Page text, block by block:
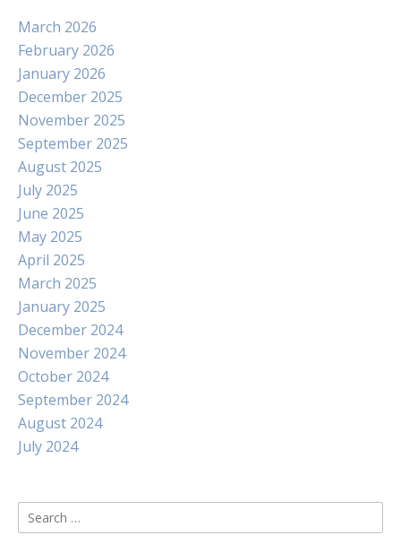
March 2026
February 2026
January 2026
December 2025
November 2025
September 2025
August 2025
July 2025
June 2025
May 2025
April 2025
March 2025
January 2025
December 2024
November 2024
October 2024
September 2024
August 2024
July 2024
Search
for: